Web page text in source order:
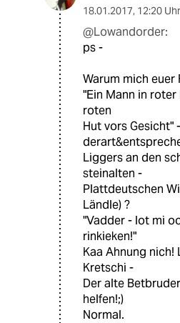
18.01.2017, 12:20 Uhr
@Lowandorder:
ps -
Warum mich
"Ein Mann in
roten
Hut vors Gesicht"
Liggers an den
steinalten -
Plattdeutschen
Ländle) ?
"Vadder - lot mi
rinkieken!"
Kaa Ahnung nich!
Kretschi -
Der alte
helfen!;)
Normal.